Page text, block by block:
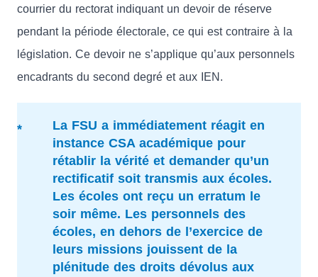
courrier du rectorat indiquant un devoir de réserve
pendant la période électorale, ce qui est contraire à la
législation. Ce devoir ne s’applique qu’aux personnels
encadrants du second degré et aux IEN.
La FSU a immédiatement réagit en
instance CSA académique pour
rétablir la vérité et demander qu’un
rectificatif soit transmis aux écoles.
Les écoles ont reçu un erratum le
soir même. Les personnels des
écoles, en dehors de l’exercice de
leurs missions jouissent de la
plénitude des droits dévolus aux